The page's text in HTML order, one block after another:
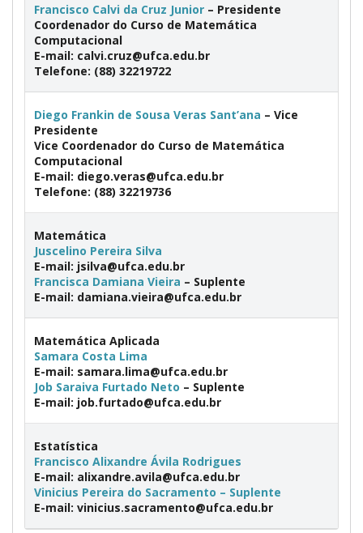
Francisco Calvi da Cruz Junior– Presidente
Coordenador do Curso de Matemática
Computacional
E-mail: calvi.cruz@ufca.edu.br
Telefone: (88) 32219722
Diego Frankin de Sousa Veras Sant’ana – Vice
Presidente
Vice Coordenador do Curso de Matemática
Computacional
E-mail: diego.veras@ufca.edu.br
Telefone: (88) 32219736
Matemática
Juscelino Pereira Silva
E-mail: jsilva@ufca.edu.br
Francisca Damiana Vieira – Suplente
E-mail: damiana.vieira@ufca.edu.br
Matemática Aplicada
Samara Costa Lima
E-mail: samara.lima@ufca.edu.br
Job Saraiva Furtado Neto – Suplente
E-mail: job.furtado@ufca.edu.br
Estatística
Francisco Alixandre Ávila Rodrigues
E-mail: alixandre.avila@ufca.edu.br
Vinicius Pereira do Sacramento – Suplente
E-mail: vinicius.sacramento@ufca.edu.br